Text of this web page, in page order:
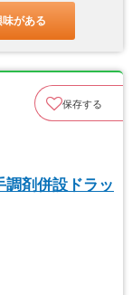
がある
保存する
調剤併設ドラッ